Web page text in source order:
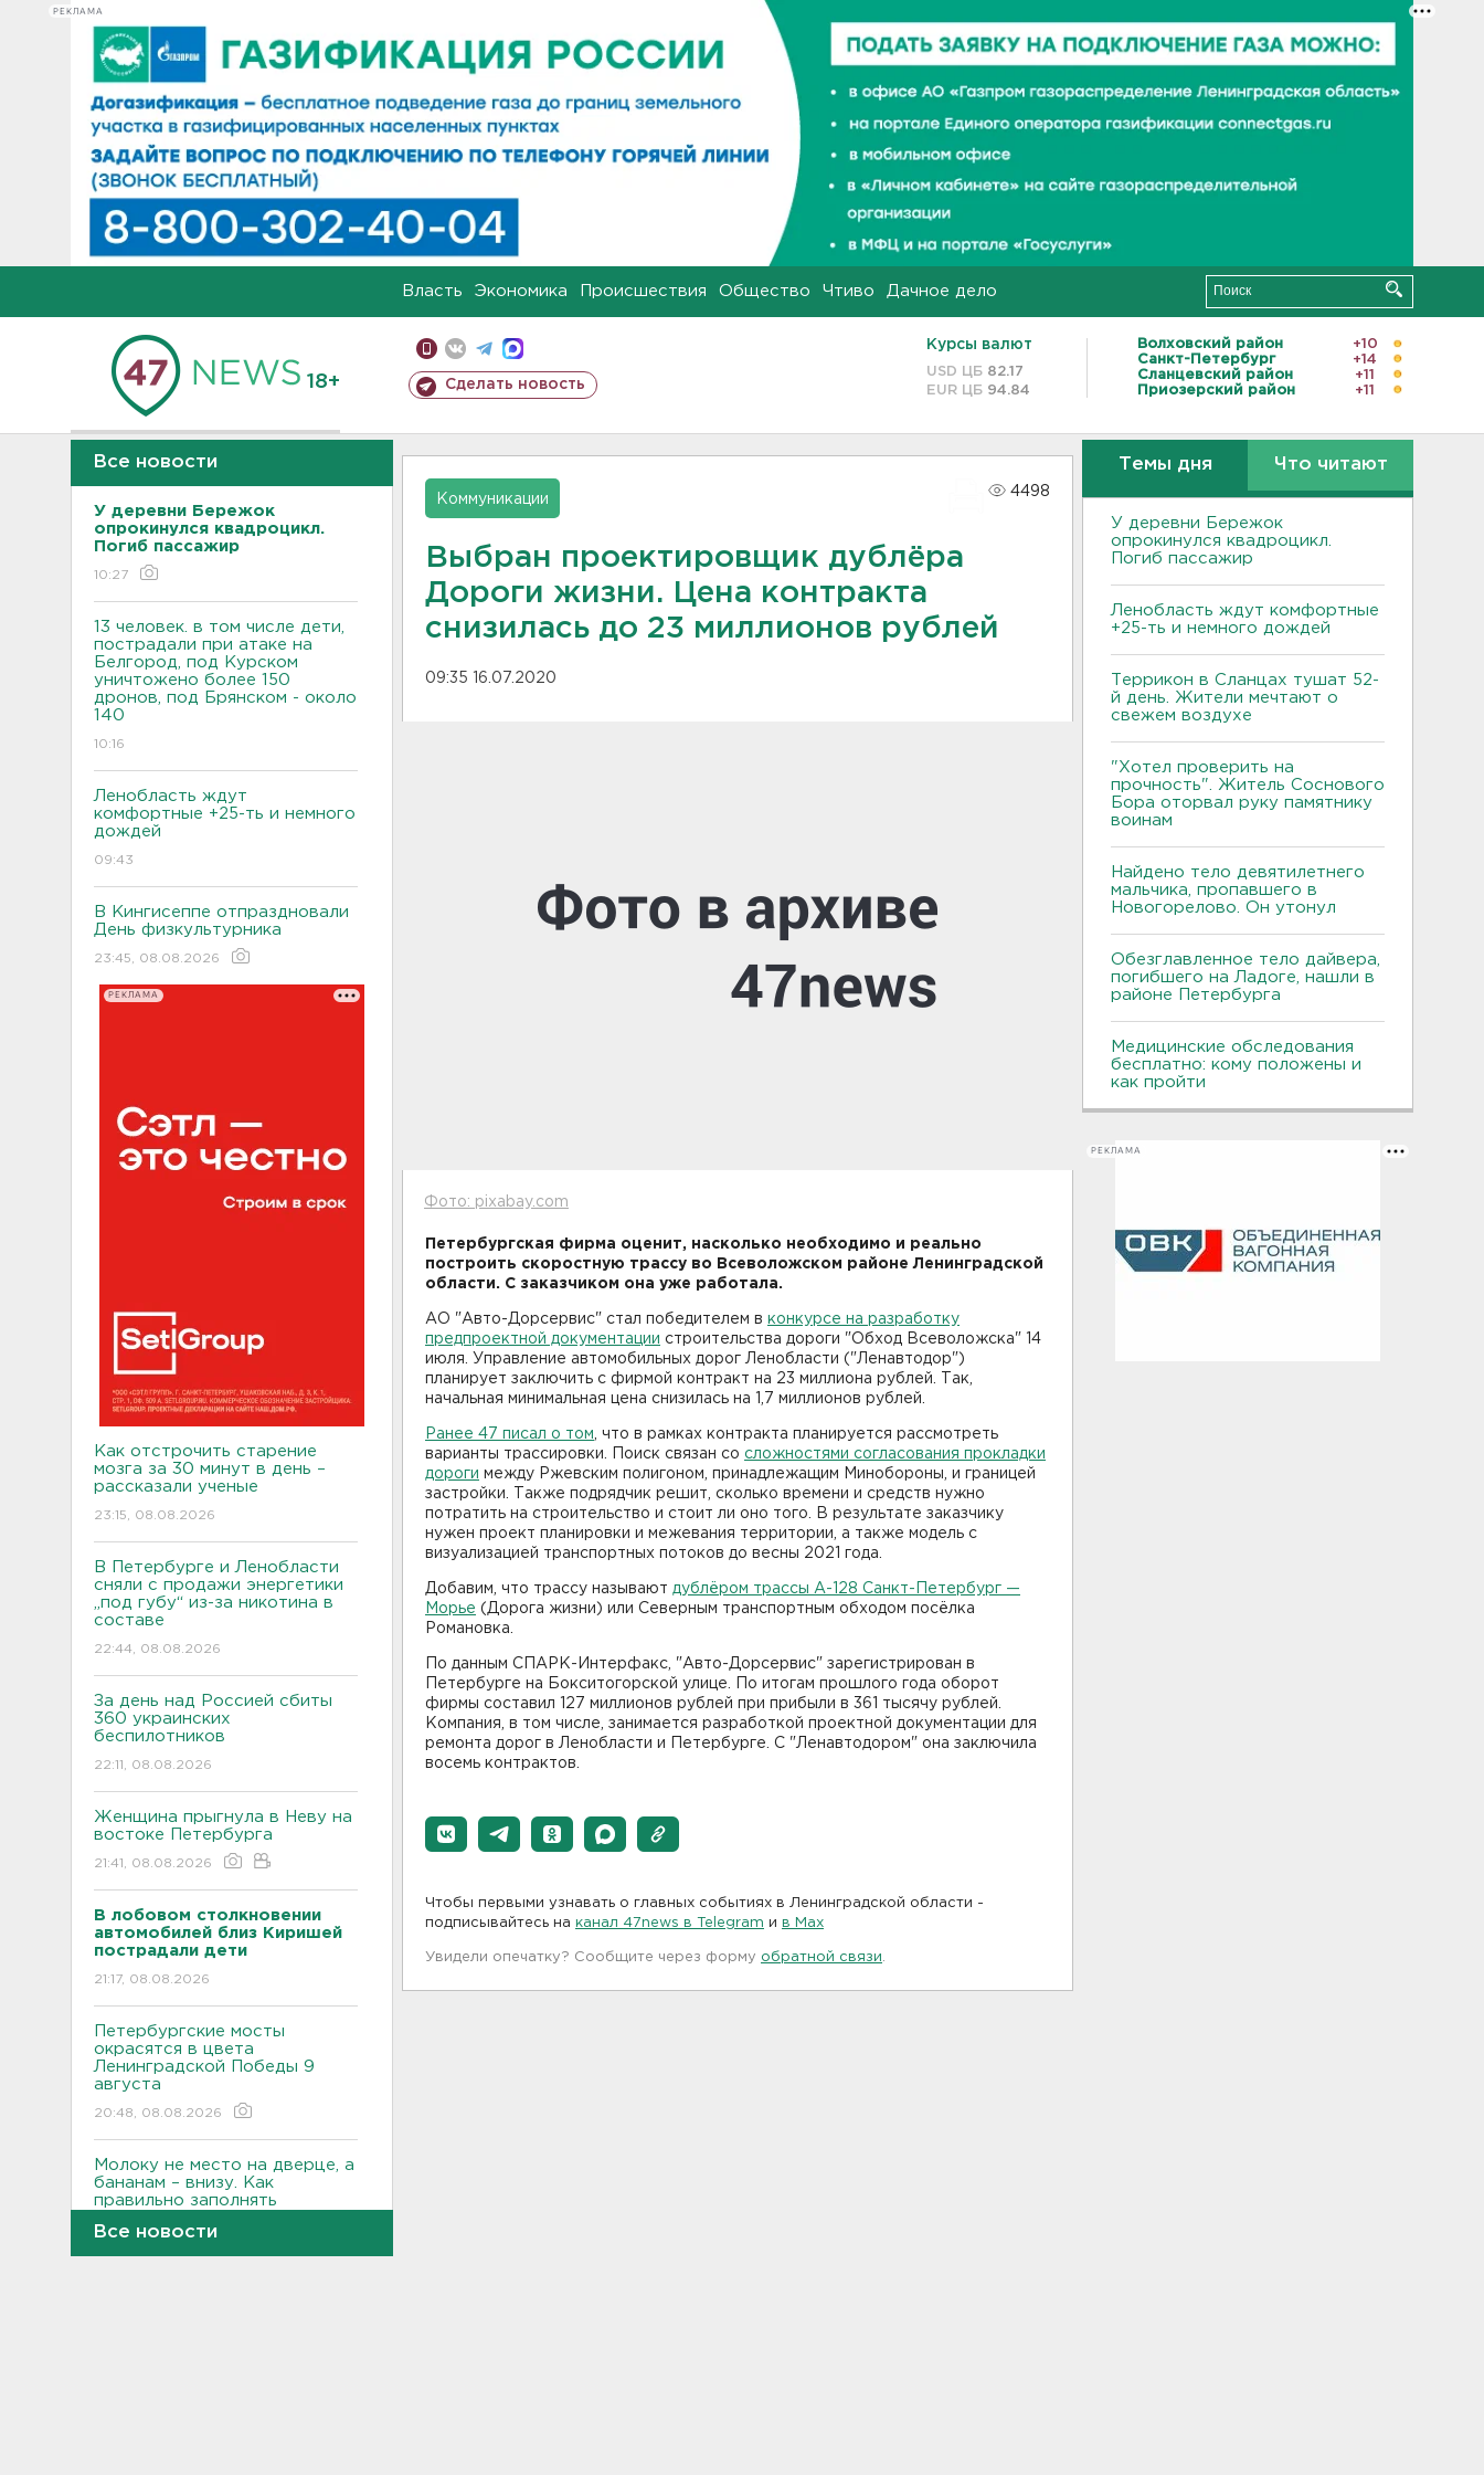
РЕКЛАМА
Власть Экономика Происшествия Общество Чтиво Дачное дело
18+ Сделать новость
Курсы валют
USD ЦБ 82.17
EUR ЦБ 94.84
Волховский район
+10
Санкт-Петербург
+14
Сланцевский район
+11
Приозерский район
+11
Все новости
У деревни Бережок
опрокинулся квадроцикл.
Погиб пассажир
10:27
13 человек. в том числе дети,
пострадали при атаке на
Белгород, под Курском
уничтожено более 150
дронов, под Брянском - около
140
10:16
Ленобласть ждут
комфортные +25-ть и немного
дождей
09:43
В Кингисеппе отпраздновали
День физкультурника
23:45, 08.08.2026
РЕКЛАМА
Как отстрочить старение
мозга за 30 минут в день –
рассказали ученые
23:15, 08.08.2026
В Петербурге и Ленобласти
сняли с продажи энергетики
„под губу“ из-за никотина в
составе
22:44, 08.08.2026
За день над Россией сбиты
360 украинских
беспилотников
22:11, 08.08.2026
Женщина прыгнула в Неву на
востоке Петербурга
21:41, 08.08.2026
В лобовом столкновении
автомобилей близ Киришей
пострадали дети
21:17, 08.08.2026
Петербургские мосты
окрасятся в цвета
Ленинградской Победы 9
августа
20:48, 08.08.2026
Молоку не место на дверце, а
бананам – внизу. Как
правильно заполнять
санврачи
Все новости
Коммуникации
4498
Выбран проектировщик дублёра
Дороги жизни. Цена контракта
снизилась до 23 миллионов рублей
09:35 16.07.2020
Фото: pixabay.com
Петербургская фирма оценит, насколько необходимо и реально
построить скоростную трассу во Всеволожском районе Ленинградской
области. С заказчиком она уже работала.
АО "Авто-Дорсервис" стал победителем в конкурсе на разработку
предпроектной документации строительства дороги "Обход Всеволожска" 14
июля. Управление автомобильных дорог Ленобласти ("Ленавтодор")
планирует заключить с фирмой контракт на 23 миллиона рублей. Так,
начальная минимальная цена снизилась на 1,7 миллионов рублей.
Ранее 47 писал о том , что в рамках контракта планируется рассмотреть
варианты трассировки. Поиск связан со сложностями согласования прокладки
дороги между Ржевским полигоном, принадлежащим Минобороны, и границей
застройки. Также подрядчик решит, сколько времени и средств нужно
потратить на строительство и стоит ли оно того. В результате заказчику
нужен проект планировки и межевания территории, а также модель с
визуализацией транспортных потоков до весны 2021 года.
Добавим, что трассу называют дублёром трассы А-128 Санкт-Петербург —
Морье (Дорога жизни) или Северным транспортным обходом посёлка
Романовка.
По данным СПАРК-Интерфакс, "Авто-Дорсервис" зарегистрирован в
Петербурге на Бокситогорской улице. По итогам прошлого года оборот
фирмы составил 127 миллионов рублей при прибыли в 361 тысячу рублей.
Компания, в том числе, занимается разработкой проектной документации для
ремонта дорог в Ленобласти и Петербурге. С "Ленавтодором" она заключила
восемь контрактов.
Чтобы первыми узнавать о главных событиях в Ленинградской области -
подписывайтесь на канал 47news в Telegram и в Maх
Увидели опечатку? Сообщите через форму обратной связи
Темы дня Что читают
У деревни Бережок
опрокинулся квадроцикл.
Погиб пассажир
Ленобласть ждут комфортные
+25-ть и немного дождей
Террикон в Сланцах тушат 52-
й день. Жители мечтают о
свежем воздухе
"Хотел проверить на
прочность". Житель Соснового
Бора оторвал руку памятнику
воинам
Найдено тело девятилетнего
мальчика, пропавшего в
Новогорелово. Он утонул
Обезглавленное тело дайвера,
погибшего на Ладоге, нашли в
районе Петербурга
Медицинские обследования
бесплатно: кому положены и
как пройти
РЕКЛАМА